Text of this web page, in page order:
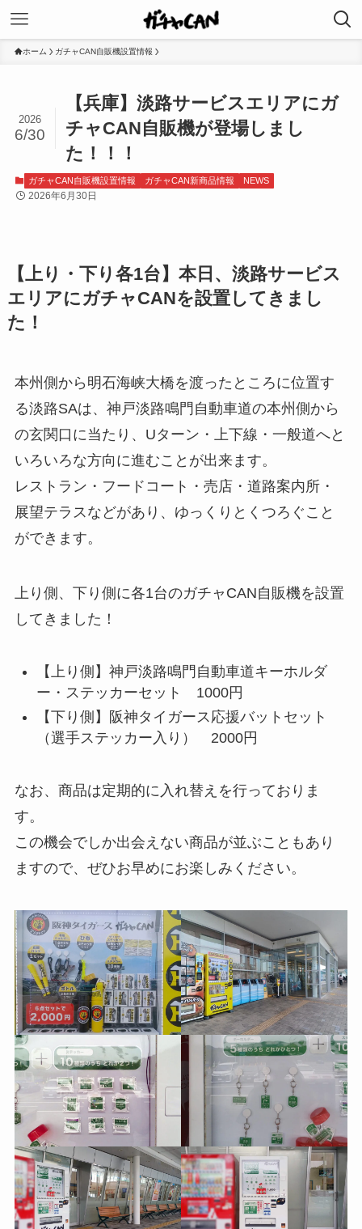
ホーム ガチャCAN自販機設置情報
【兵庫】淡路サービスエリアにガ
チャCAN自販機が登場しまし
た！！！
2026
6/30
ガチャCAN自販機設置情報 ガチャCAN新商品情報 NEWS
2026年6月30日
【上り・下り各1台】本日、淡路サービス
エリアにガチャCANを設置してきまし
た！
本州側から明石海峡大橋を渡ったところに位置す
る淡路SAは、神戸淡路鳴門自動車道の本州側から
の玄関口に当たり、Uターン・上下線・一般道へと
いろいろな方向に進むことが出来ます。
レストラン・フードコート・売店・道路案内所・
展望テラスなどがあり、ゆっくりとくつろぐこと
ができます。
上り側、下り側に各1台のガチャCAN自販機を設置
してきました！
【上り側】神戸淡路鳴門自動車道キーホルダ
ー・ステッカーセット 1000円
【下り側】阪神タイガース応援バットセット
（選手ステッカー入り） 2000円
なお、商品は定期的に入れ替えを行っておりま
す。
この機会でしか出会えない商品が並ぶこともあり
ますので、ぜひお早めにお楽しみください。